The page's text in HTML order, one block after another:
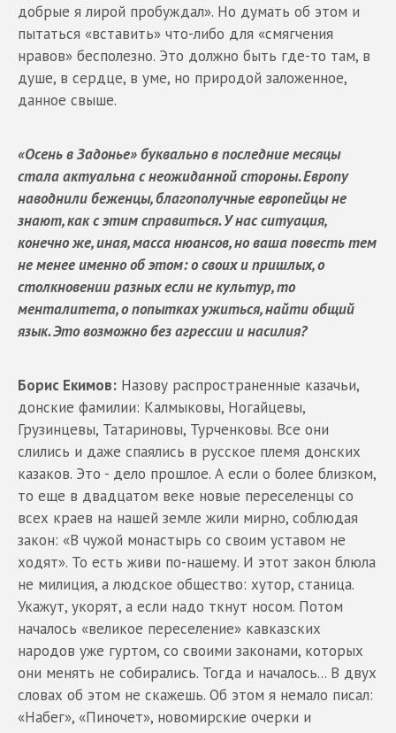
добрые я лирой пробуждал». Но думать об этом и
пытаться «вставить» что-либо для «смягчения
нравов» бесполезно. Это должно быть где-то там, в
душе, в сердце, в уме, но природой заложенное,
данное свыше.
«Осень в Задонье» буквально в последние месяцы
стала актуальна с неожиданной стороны. Европу
наводнили беженцы, благополучные европейцы не
знают, как с этим справиться. У нас ситуация,
конечно же, иная, масса нюансов, но ваша повесть тем
не менее именно об этом: о своих и пришлых, о
столкновении разных если не культур, то
менталитета, о попытках ужиться, найти общий
язык. Это возможно без агрессии и насилия?
Борис Екимов: Назову распространенные казачьи,
донские фамилии: Калмыковы, Ногайцевы,
Грузинцевы, Татариновы, Турченковы. Все они
слились и даже спаялись в русское племя донских
казаков. Это - дело прошлое. А если о более близком,
то еще в двадцатом веке новые переселенцы со
всех краев на нашей земле жили мирно, соблюдая
закон: «В чужой монастырь со своим уставом не
ходят». То есть живи по-нашему. И этот закон блюла
не милиция, а людское общество: хутор, станица.
Укажут, укорят, а если надо ткнут носом. Потом
началось «великое переселение» кавказских
народов уже гуртом, со своими законами, которых
они менять не собирались. Тогда и началось... В двух
словах об этом не скажешь. Об этом я немало писал:
«Набег», «Пиночет», новомирские очерки и